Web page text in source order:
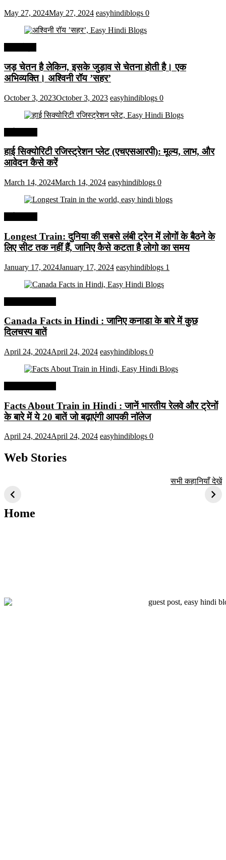
May 27, 2024May 27, 2024 easyhindiblogs 0
जड़ चेतन है लेकिन, इसके जुड़ाव से चेतना होती है। एक
अभिव्यक्ति। अश्विनी रॉय ’सहर’
October 3, 2023October 3, 2023 easyhindiblogs 0
हाई सिक्योरिटी रजिस्ट्रेशन प्लेट (एचएसआरपी): मूल्य, लाभ, और
आवेदन कैसे करें
March 14, 2024March 14, 2024 easyhindiblogs 0
Longest Train: दुनिया की सबसे लंबी ट्रेन में लोगों के बैठने के
लिए सीट तक ​​नहीं हैं, जानिए कैसे कटता है लोगो का समय
January 17, 2024January 17, 2024 easyhindiblogs 1
Canada Facts in Hindi : जानिए कनाडा के बारे में कुछ
दिलचस्प बातें
April 24, 2024April 24, 2024 easyhindiblogs 0
Facts About Train in Hindi : जानें भारतीय रेलवे और ट्रेनों
के बारे में ये 20 बातें जो बढ़ाएंगी आपकी नाॅलेज
April 24, 2024April 24, 2024 easyhindiblogs 0
Web Stories
तकनीक जो आपको
2024 के लिए सीखनी
चाहिए
ऐतिहासिक स्थान
सभी कहानियाँ देखें
Home